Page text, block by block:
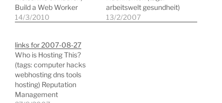
Build a Web Worker
Friendly Project
web2.0 business gtd
projektmanagement) 9
Things To Do After
Installing Ubuntu On Your
Machine (tags: ubuntu
linux howto tips) Create a
14/3/2010
arbeitswelt gesundheit)
GTD mit Google Mail
13/2/2007
links for 2007-08-27
Who is Hosting This?
(tags: computer hacks
webhosting dns tools
hosting) Reputation
Management